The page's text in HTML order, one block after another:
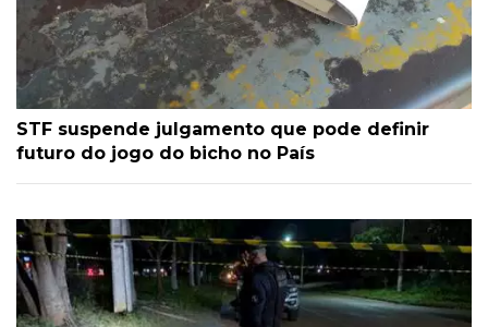
STF suspende julgamento que pode definir
futuro do jogo do bicho no País